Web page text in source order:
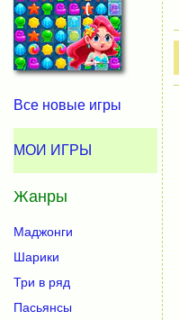
Все новые игры
МОИ ИГРЫ
Жанры
Маджонги
Шарики
Три в ряд
Пасьянсы